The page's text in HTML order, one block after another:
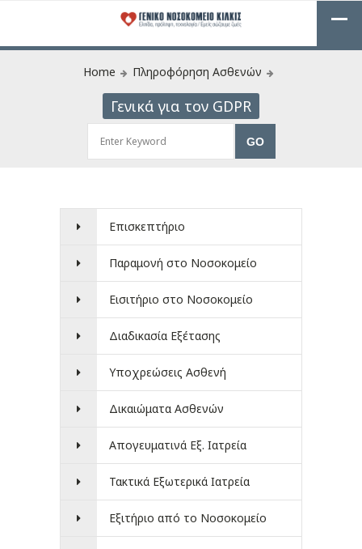
Home Πληροφόρηση Ασθενών
Γενικά για τον GDPR
Επισκεπτήριο
Παραμονή στο Νοσοκομείο
Εισιτήριο στο Νοσοκομείο
Διαδικασία Εξέτασης
Υποχρεώσεις Ασθενή
Δικαιώματα Ασθενών
Απογευματινά Εξ. Ιατρεία
Τακτικά Εξωτερικά Ιατρεία
Εξιτήριο από το Νοσοκομείο